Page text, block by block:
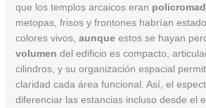
que los templos arcaicos eran
metopas, frisos y frontones habrían
colores vivos, aunqueestos se hayan
volumen del edificio es compacto,
cilindros, y su organización espacial
claridad cada área funcional. Así, el
diferenciar las estancias incluso desde el